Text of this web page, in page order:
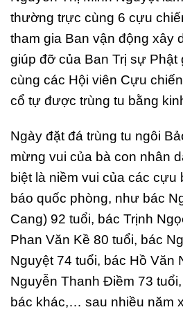
thường trực cùng 6 cựu
tham gia Ban vận động xây
giúp đỡ của Ban Trị sự Phật
cùng các Hội viên Cựu
cổ tự được trùng tu bằng
Ngày đặt đá trùng tu ngôi
mừng vui của bà con nhân
biệt là niềm vui của các cựu
báo quốc phòng, như bác
Cang) 92 tuổi, bác Trịnh
Phan Văn Kề 80 tuổi, bác
Nguyệt 74 tuổi, bác Hồ Văn
Nguyễn Thanh Điềm 73
bác khác,… sau nhiều năm